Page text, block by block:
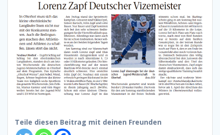
Teile diesen Beitrag mit deinen Freunden